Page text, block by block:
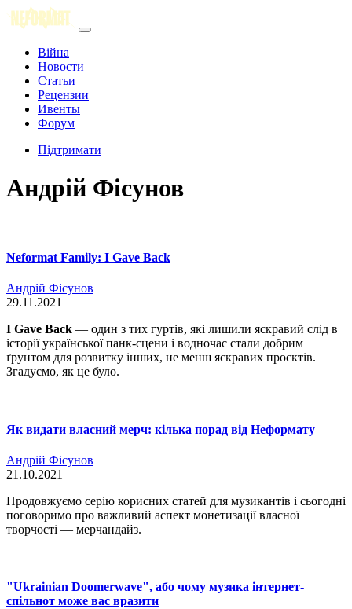
Війна
Новости
Статьи
Рецензии
Ивенты
Форум
Підтримати
Андрій Фісунов
Neformat Family: I Gave Back
Андрій Фісунов
29.11.2021
I Gave Back — один з тих гуртів, які лишили яскравий слід в
історії української панк-сцени і водночас стали добрим
ґрунтом для розвитку інших, не менш яскравих проєктів.
Згадуємо, як це було.
Як видати власний мерч: кілька порад від Неформату
Андрій Фісунов
21.10.2021
Продовжуємо серію корисних статей для музикантів і сьогодні
поговоримо про важливий аспект монетизації власної
творчості — мерчандайз.
"Ukrainian Doomerwave", або чому музика інтернет-
спільнот може вас вразити